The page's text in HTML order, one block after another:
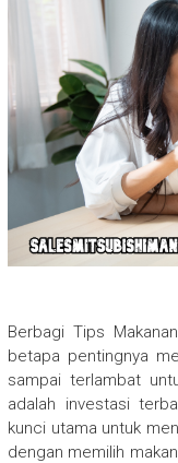
Berbagi Tips
betapa pentingnya
sampai terlambat
adalah investasi
kunci utama untuk
dengan memilih